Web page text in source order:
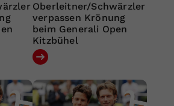
Oberleitner/Schwärzler
verpassen Krönung
beim Generali Open
Kitzbühel